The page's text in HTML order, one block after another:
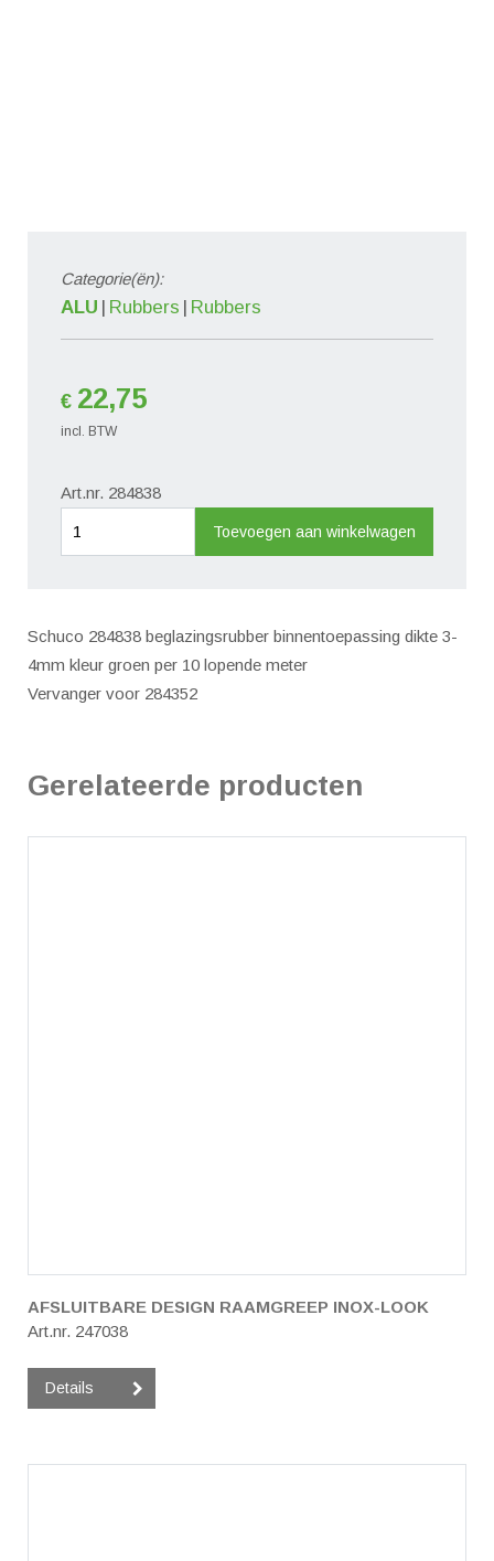
Categorie(ën):
ALU Rubbers Rubbers
€ 22,75
incl. BTW
Art.nr. 284838
groen/10m
aantal
Toevoegen aan winkelwagen
Schuco 284838 beglazingsrubber binnentoepassing dikte 3-
4mm kleur groen per 10 lopende meter
Vervanger voor 284352
Gerelateerde producten
AFSLUITBARE DESIGN RAAMGREEP INOX-LOOK
Art.nr. 247038
Details